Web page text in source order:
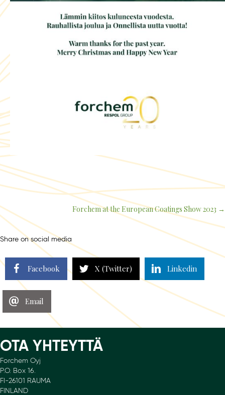
Posts
navigation
Forchem at the European Coatings Show 2023 →
Share on social media
Facebook X (Twitter) Linkedin
Email
OTA YHTEYTTÄ
Forchem Oyj
P.O. Box 16.
FI-26101 RAUMA
FINLAND